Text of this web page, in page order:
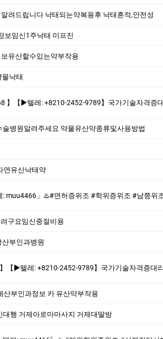
려드립니다 낙태되는약복용후 낙태흔적,안전성
보임신1주낙­태 미­프진
유산할수있는약부작용
낙­태
격증대리시험 텝스대리시험 토익대리시험 ✅본 업체는 1:1채팅으로만 상담해드립니다 오픈채팅$텔레
병원알려주세요 약물유산약종류및사용방법
연유산낙­태약
위조 #재직증명서위조 #소견소위조 #품질보증서위조 #민증위조♨️ ♨️제작업체-위조업체-대리시험♨️
구요임신중절비용
부인과병원
증대리시험 텝스대리시험 토익대리시험 ✅본 업체는 1:1채팅으로만 상담해드립니다 오픈채팅$텔레채
부인과정보 카 유산약부작용
행 거제아로마마사지 거제대딸방